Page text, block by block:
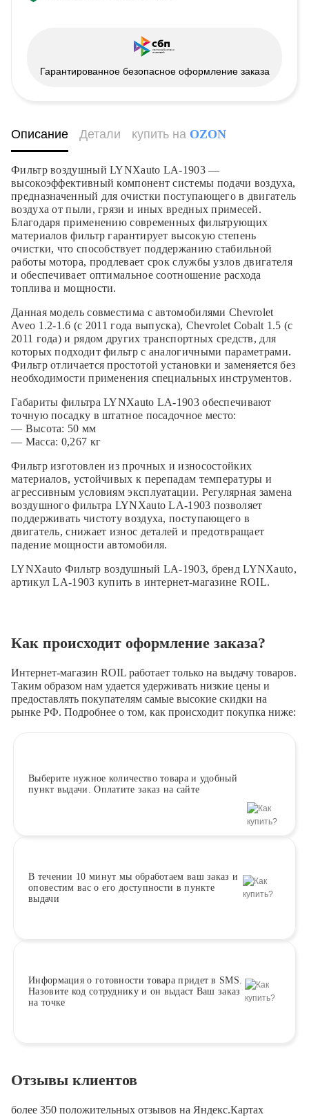
Гарантированное безопасное оформление заказа
Описание Детали купить на OZON
Фильтр воздушный LYNXauto LA-1903 —
высокоэффективный компонент системы подачи воздуха,
предназначенный для очистки поступающего в двигатель
воздуха от пыли, грязи и иных вредных примесей.
Благодаря применению современных фильтрующих
материалов фильтр гарантирует высокую степень
очистки, что способствует поддержанию стабильной
работы мотора, продлевает срок службы узлов двигателя
и обеспечивает оптимальное соотношение расхода
топлива и мощности.
Данная модель совместима с автомобилями Chevrolet
Aveo 1.2-1.6 (с 2011 года выпуска), Chevrolet Cobalt 1.5 (с
2011 года) и рядом других транспортных средств, для
которых подходит фильтр с аналогичными параметрами.
Фильтр отличается простотой установки и заменяется без
необходимости применения специальных инструментов.
Габариты фильтра LYNXauto LA-1903 обеспечивают
точную посадку в штатное посадочное место:
— Высота: 50 мм
— Масса: 0,267 кг
Фильтр изготовлен из прочных и износостойких
материалов, устойчивых к перепадам температуры и
агрессивным условиям эксплуатации. Регулярная замена
воздушного фильтра LYNXauto LA-1903 позволяет
поддерживать чистоту воздуха, поступающего в
двигатель, снижает износ деталей и предотвращает
падение мощности автомобиля.
LYNXauto Фильтр воздушный LA-1903, бренд LYNXauto,
артикул LA-1903 купить в интернет-магазине ROIL.
Как происходит оформление заказа?
Интернет-магазин ROIL работает только на выдачу товаров.
Таким образом нам удается удерживать низкие цены и
предоставлять покупателям самые высокие скидки на
рынке РФ. Подробнее о том, как происходит покупка ниже:
Выберите нужное количество товара и удобный
пункт выдачи. Оплатите заказ на сайте
В течении 10 минут мы обработаем ваш заказ и
оповестим вас о его доступности в пункте
выдачи
Информация о готовности товара придет в SMS.
Назовите код сотруднику и он выдаст Ваш заказ
на точке
Отзывы клиентов
более 350 положительных отзывов на Яндекс.Картах